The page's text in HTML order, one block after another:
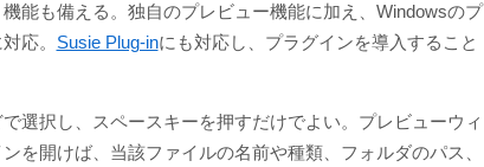
能も備える。独自のプレビュー機能に加え、Windowsのプ
応。 Susie Plug-inにも対応し、プラグインを導入すること
選択し、スペースキーを押すだけでよい。プレビューウィ
を開けば、当該ファイルの名前や種類、フォルダのパス、